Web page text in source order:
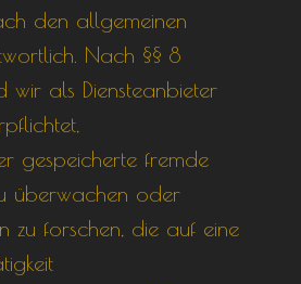
den allgemeinen
Nach §§ 8
wir als Diensteanbieter
gespeicherte fremde
überwachen oder
zu forschen, die auf eine